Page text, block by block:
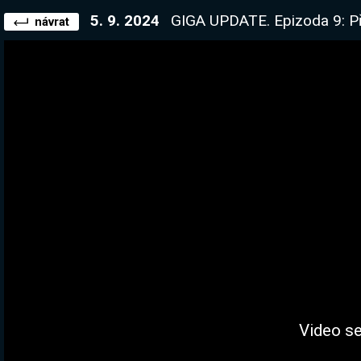
návrat 5. 9. 2024 GIGA UPDATE. Epizoda 9: Přituhuje. Dnes
Video